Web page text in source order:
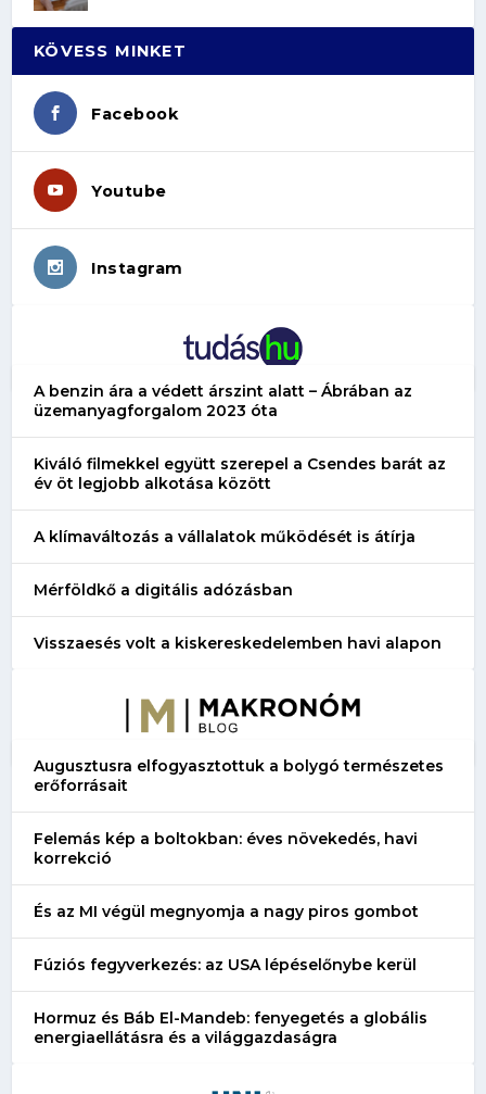
KÖVESS MINKET
Facebook
Youtube
Instagram
A benzin ára a védett árszint alatt – Ábrában az
üzemanyagforgalom 2023 óta
Kiváló filmekkel együtt szerepel a Csendes barát az
év öt legjobb alkotása között
A klímaváltozás a vállalatok működését is átírja
Mérföldkő a digitális adózásban
Visszaesés volt a kiskereskedelemben havi alapon
Augusztusra elfogyasztottuk a bolygó természetes
erőforrásait
Felemás kép a boltokban: éves növekedés, havi
korrekció
És az MI végül megnyomja a nagy piros gombot
Fúziós fegyverkezés: az USA lépéselőnybe kerül
Hormuz és Báb El-Mandeb: fenyegetés a globális
energiaellátásra és a világgazdaságra